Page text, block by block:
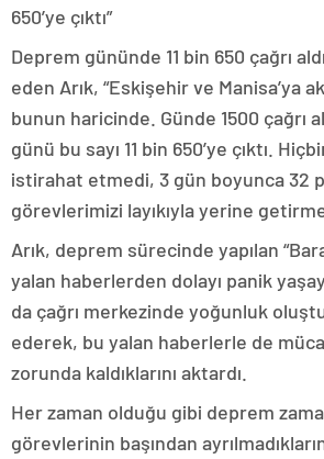
650’ye çıktı”
Deprem gününde 11 bin 650 çağrı
eden Arık, “Eskişehir ve Manisa’ya
bunun haricinde. Günde 1500 çağrı
günü bu sayı 11 bin 650’ye çıktı.
istirahat etmedi, 3 gün boyunca 32
görevlerimizi layıkıyla yerine
Arık, deprem sürecinde yapılan
yalan haberlerden dolayı panik
da çağrı merkezinde yoğunluk
ederek, bu yalan haberlerle de
zorunda kaldıklarını aktardı.
Her zaman olduğu gibi deprem
görevlerinin başından